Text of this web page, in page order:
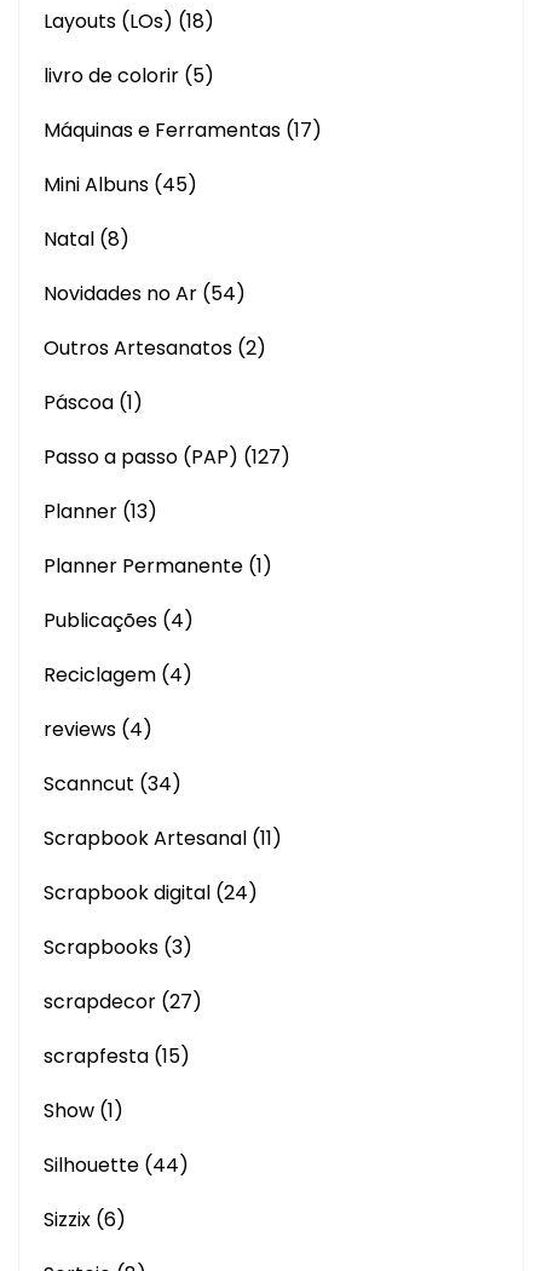
Layouts (LOs) (18)
livro de colorir (5)
Máquinas e Ferramentas (17)
Mini Albuns (45)
Natal (8)
Novidades no Ar (54)
Outros Artesanatos (2)
Páscoa (1)
Passo a passo (PAP) (127)
Planner (13)
Planner Permanente (1)
Publicações (4)
Reciclagem (4)
reviews (4)
Scanncut (34)
Scrapbook Artesanal (11)
Scrapbook digital (24)
Scrapbooks (3)
scrapdecor (27)
scrapfesta (15)
Show (1)
Silhouette (44)
Sizzix (6)